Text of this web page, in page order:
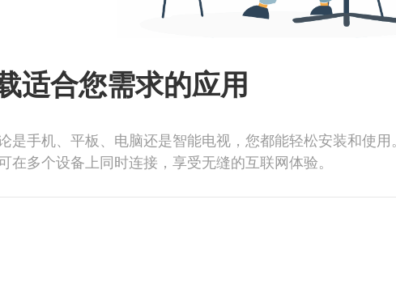
适合您需求的应用
是手机、平板、电脑还是智能电视，您都能轻松安装和使用。
在多个设备上同时连接，享受无缝的互联网体验。